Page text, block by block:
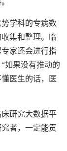
学科的专病数
集和整理。临
家还会进行指
如果没有推动的
医生的话，医
研究大数据平
者，一定能贡